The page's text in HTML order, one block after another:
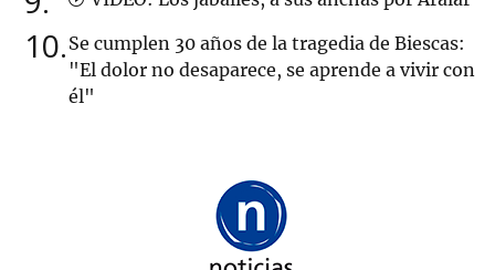
10 Se cumplen 30 años de la tragedia de Biescas:
"El dolor no desaparece, se aprende a vivir con
él"